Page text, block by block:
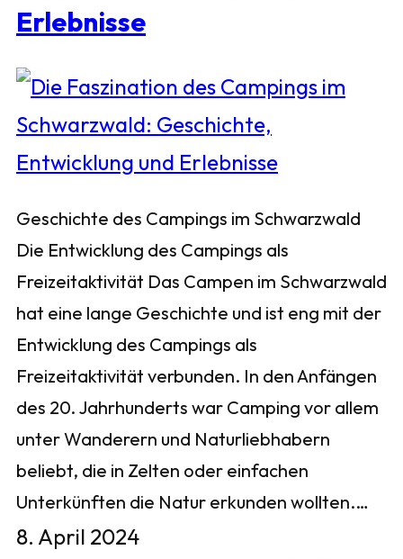
Erlebnisse
Geschichte des Campings im Schwarzwald
Die Entwicklung des Campings als
Freizeitaktivität Das Campen im Schwarzwald
hat eine lange Geschichte und ist eng mit der
Entwicklung des Campings als
Freizeitaktivität verbunden. In den Anfängen
des 20. Jahrhunderts war Camping vor allem
unter Wanderern und Naturliebhabern
beliebt, die in Zelten oder einfachen
Unterkünften die Natur erkunden wollten.…
8. April 2024